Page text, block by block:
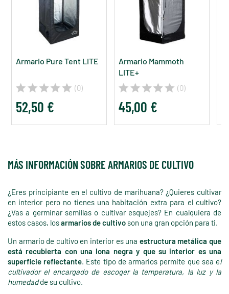
Armario Pure Tent LITE
(0)
52,50 €
Armario Mammoth
LITE+
(0)
45,00 €
MÁS INFORMACIÓN SOBRE ARMARIOS DE CULTIVO
¿Eres principiante en el cultivo de marihuana? ¿Quieres cultivar
en interior pero no tienes una habitación extra para el cultivo?
¿Vas a germinar semillas o cultivar esquejes? En cualquiera de
estos casos, losarmarios de cultivo son una gran opción para ti.
Un armario de cultivo en interior es una estructura metálica que
está recubierta con una lona negra y que su interior es una
superficie reflectante. Este tipo de armarios permite que sea el
cultivador el encargado de escoger la temperatura, la luz y la
humedadde su cultivo.